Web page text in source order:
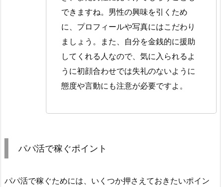
できますね。男性の興味を引くため
に、プロフィールや写真にはこだわり
ましょう。また、自分を金銭的に援助
してくれる人なので、気に入られるよ
うに初顔合わせでは失礼のないように
態度や言動にも注意が必要ですよ。
パパ活で稼ぐポイント
パパ活で稼ぐためには、いくつか押さえておきたいポイン